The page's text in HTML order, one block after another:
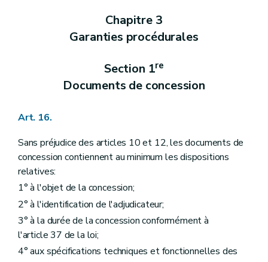
Chapitre 3
Garanties procédurales
Section 1re
Documents de concession
Art. 16.
Sans préjudice des articles 10 et 12, les documents de
concession contiennent au minimum les dispositions
relatives:
1° à l'objet de la concession;
2° à l'identification de l'adjudicateur;
3° à la durée de la concession conformément à
l'article 37 de la loi;
4° aux spécifications techniques et fonctionnelles des